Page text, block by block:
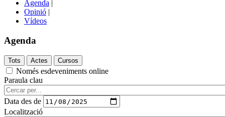
Agenda |
Opinió |
Vídeos
Agenda
Només esdeveniments online
Paraula clau
Data des de
Localització